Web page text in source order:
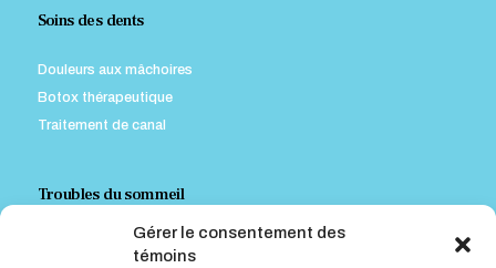
Gérer le consentement des
témoins
Soins des dents
Douleurs aux mâchoires
Botox thérapeutique
Traitement de canal
Troubles du sommeil
Appareil contre le ronflement